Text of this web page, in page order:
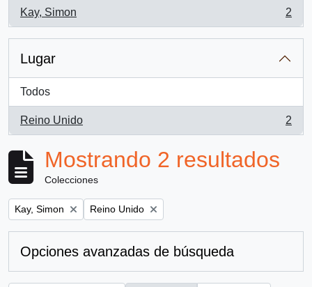
Kay, Simon
, 2 resultados
2
Lugar
Todos
Reino Unido
, 2 resultados
2
Mostrando 2 resultados
Colecciones
Remove filter:
Kay, Simon Remove filter:
Reino Unido
Opciones avanzadas de búsqueda